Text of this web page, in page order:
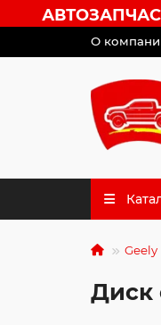
О
Geely
Диск